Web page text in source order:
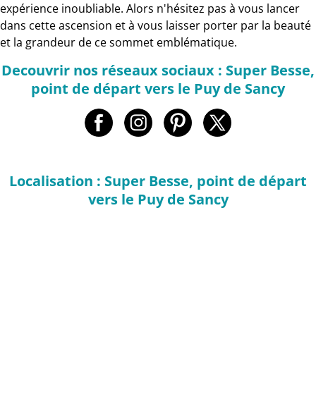
expérience inoubliable. Alors n'hésitez pas à vous lancer
dans cette ascension et à vous laisser porter par la beauté
et la grandeur de ce sommet emblématique.
Decouvrir nos réseaux sociaux : Super Besse,
point de départ vers le Puy de Sancy
Localisation : Super Besse, point de départ
vers le Puy de Sancy